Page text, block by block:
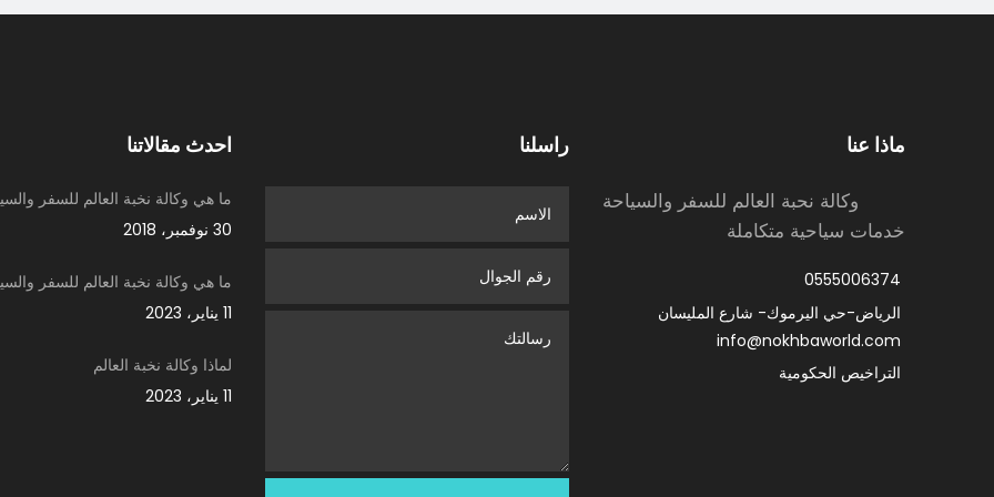
احدث مقالاتنا
ما هي وكالة نخبة العالم للسفر
30 نوفمبر، 2018
ما هي وكالة نخبة العالم للسفر
11 يناير، 2023
لماذا وكالة نخبة العالم
11 يناير، 2023
راسلنا ماذا عنا
وكالة نحبة العالم للسفر والسياحة
خدمات سياحية متكاملة
0555006374
الرياض-حي اليرموك- شارع المليسان
info@nokhbaworld.com
التراخيص الحكومية